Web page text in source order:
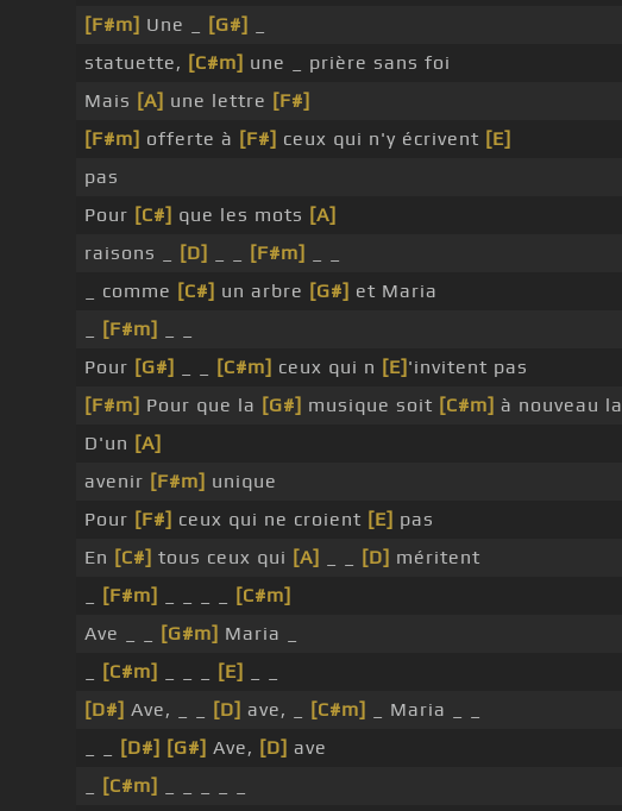
[F#m] Une _ [G#]
statuette, [C#m] une _ prière sans foi
Mais [A] une lettre [F#]
[F#m] offerte à [F#] ceux qui n'y écrivent [E]
pas
Pour [C#] que les mots [A]
raisons _
[D] [F#m]
_ comme [C#] un arbre [G#] et Maria
[F#m]
Pour [G#] [C#m] ceux qui n [E] 'invitent pas
[F#m] Pour que la [G#] musique soit [C#m] à nouveau la
D'un [A]
avenir [F#m] unique
Pour [F#] ceux qui ne croient [E] pas
En [C#] tous ceux qui [A] [D] méritent
[F#m]
[C#m]
Ave _ _
[G#m] Maria _
[C#m] [E]
[D#] Ave, _ _ [D] ave, _ [C#m]
_ Maria _ _
[D#] [G#] Ave, [D] ave
[C#m]